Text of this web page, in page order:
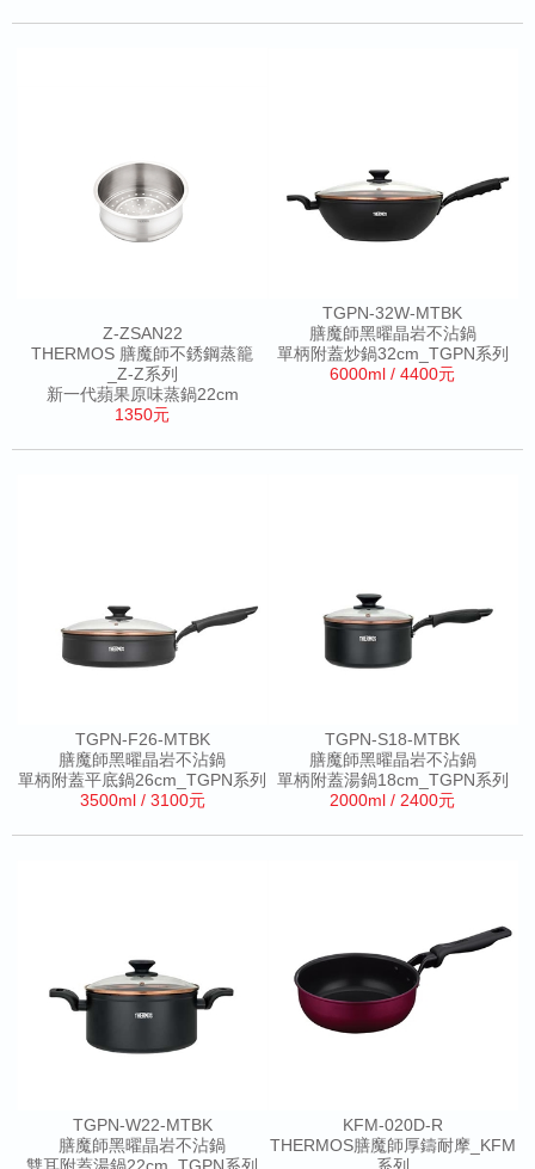
Z-ZSAN22
THERMOS 膳魔師不銹鋼蒸籠
_Z-Z系列
新一代蘋果原味蒸鍋22cm
1350元
TGPN-32W-MTBK
膳魔師黑曜晶岩不沾鍋
單柄附蓋炒鍋32cm_TGPN系列
6000ml / 4400元
TGPN-F26-MTBK
膳魔師黑曜晶岩不沾鍋
單柄附蓋平底鍋26cm_TGPN系列
3500ml / 3100元
TGPN-S18-MTBK
膳魔師黑曜晶岩不沾鍋
單柄附蓋湯鍋18cm_TGPN系列
2000ml / 2400元
TGPN-W22-MTBK
膳魔師黑曜晶岩不沾鍋
雙耳附蓋湯鍋22cm_TGPN系列
KFM-020D-R
THERMOS膳魔師厚鑄耐摩_KFM
系列